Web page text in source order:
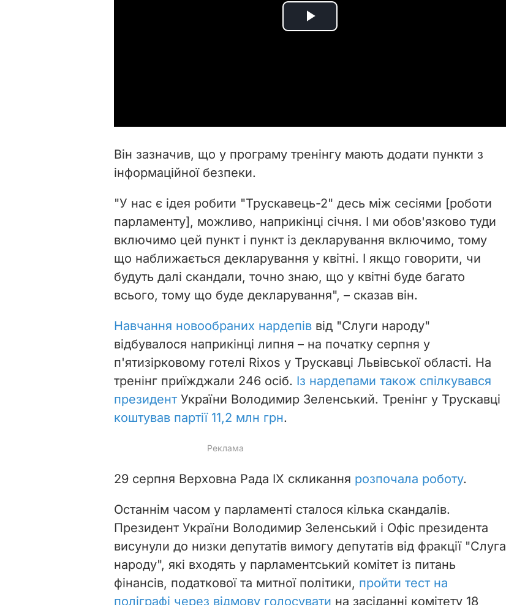
P
d
e
o
Він зазначив, що у програму тренінгу мають додати пункти з
інформаційної безпеки.
"У нас є ідея робити "Трускавець-2" десь між сесіями [роботи
парламенту], можливо, наприкінці січня. І ми обов'язково туди
включимо цей пункт і пункт із декларування включимо, тому
що наближається декларування у квітні. І якщо говорити, чи
будуть далі скандали, точно знаю, що у квітні буде багато
всього, тому що буде декларування", – сказав він.
Навчання новообраних нардепів від "Слуги народу"
відбувалося наприкінці липня – на початку серпня у
п'ятизірковому готелі Rixos у Трускавці Львівської області. На
тренінг приїжджали 246 осіб. Із нардепами також спілкувався
президентУкраїни Володимир Зеленський. Тренінг у Трускавці
коштував партії 11,2 млн грн.
29 серпня Верховна Рада IX скликання розпочала роботу.
Останнім часом у парламенті сталося кілька скандалів.
Президент України Володимир Зеленський і Офіс президента
висунули до низки депутатів вимогу депутатів від фракції "Слуга
народу", які входять у парламентський комітет із питань
фінансів, податкової та митної політики, пройти тест на
поліграфі через відмову голосувати на засіданні комітету 18